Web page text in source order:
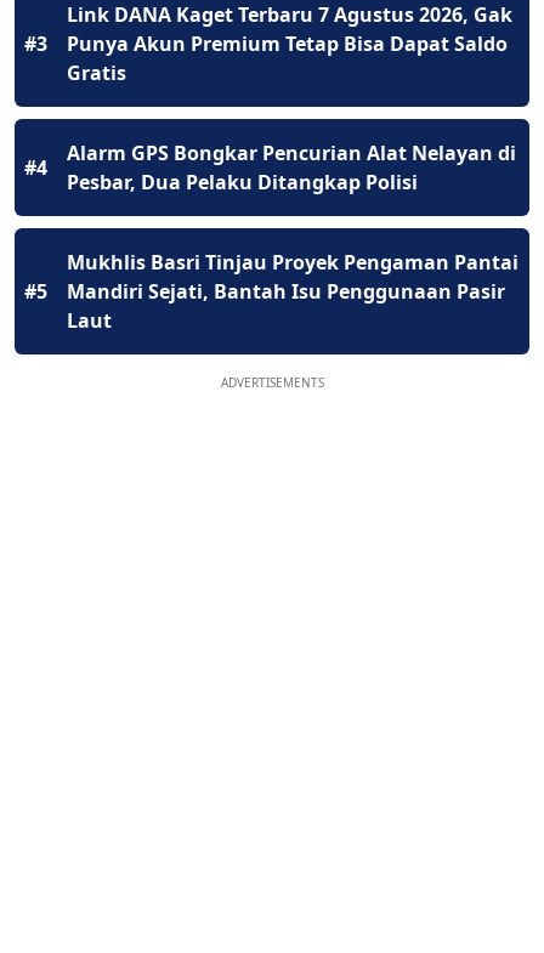
#3
Link DANA Kaget Terbaru 7 Agustus 2026, Gak
Punya Akun Premium Tetap Bisa Dapat Saldo
Gratis
#4
Alarm GPS Bongkar Pencurian Alat Nelayan di
Pesbar, Dua Pelaku Ditangkap Polisi
#5
Mukhlis Basri Tinjau Proyek Pengaman Pantai
Mandiri Sejati, Bantah Isu Penggunaan Pasir
Laut
ADVERTISEMENTS